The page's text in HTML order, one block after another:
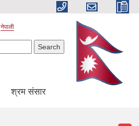
नेपाली
श्रम संसार